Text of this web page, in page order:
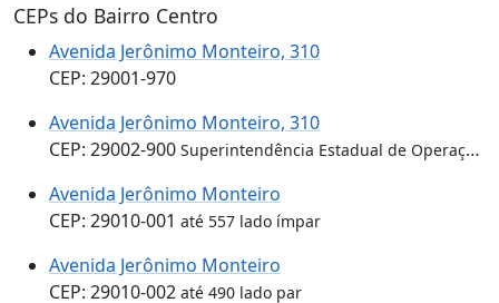
CEPs do Bairro Centro
Avenida Jerônimo Monteiro, 310
CEP: 29001-970
Avenida Jerônimo Monteiro, 310
CEP: 29002-900 Superintendência Estadual de Operações do Espírito Santo
Avenida Jerônimo Monteiro
CEP: 29010-001 até 557 lado ímpar
Avenida Jerônimo Monteiro
CEP: 29010-002 até 490 lado par